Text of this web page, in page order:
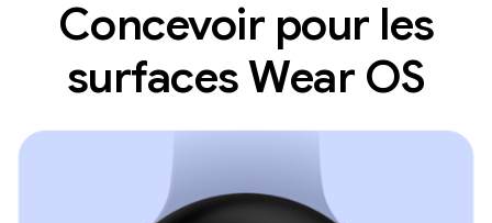
Concevoir pour les
surfaces Wear OS